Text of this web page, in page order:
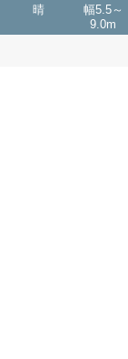
晴
幅5.5～
9.0m